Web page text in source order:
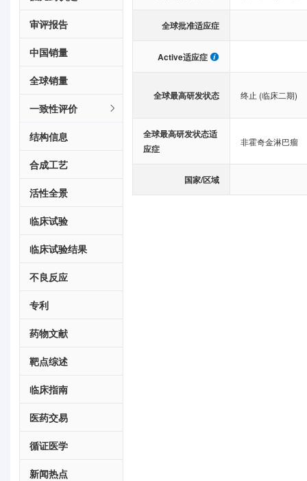
审评报告
中国销量
全球销量
一致性评价
结构信息
合成工艺
活性全景
临床试验
临床试验结果
不良反应
专利
药物文献
靶点综述
临床指南
医药交易
循证医学
新闻热点
全球批准适应症
Active适应症
全球最高研发状态 终止 (临床二期)
全球最高研发状态适
应症
非霍奇金淋巴瘤
国家/区域